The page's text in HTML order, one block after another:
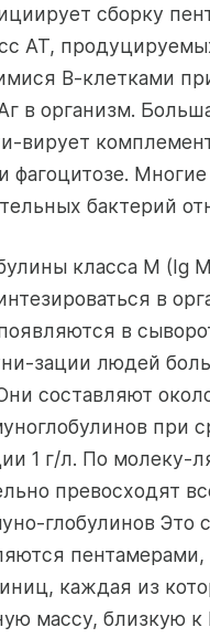
сборку
АТ,
В-клетками
в организм.
вирует
фагоцитозе.
бактерий
класса М (Ig
в
в
зации людей
составляют
при
1 г/л. По молеку-
превосходят
глобулинов Это
пентамерами,
каждая из
массу, близкую к